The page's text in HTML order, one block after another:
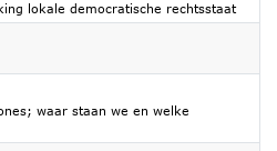
lokale democratische rechtsstaat
waar staan we en welke